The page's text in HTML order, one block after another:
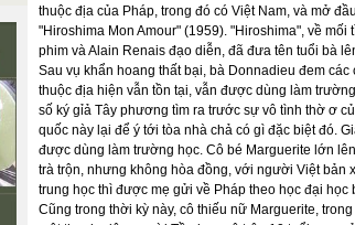
thuộc địa của Pháp, trong đó có Việt Nam, và mở
"Hiroshima Mon Amour" (1959). "Hiroshima", về
phim và Alain Renais đạo diễn, đã đưa tên tuổi bà
Sau vụ khẩn hoang thất bại, bà Donnadieu đem
thuộc địa hiện vẫn tồn tại, vẫn được dùng làm
số ký gỉả Tây phương tìm ra trước sự vô tình thờ ơ
quốc này lại để ý tới tòa nhà chả có gì đặc biệt đó.
được dùng làm trường học. Cô bé Marguerite lớn
trà trộn, nhưng không hòa đồng, với người Việt bản
trung học thì được mẹ gửi về Pháp theo học đại học
Cũng trong thời kỳ này, cô thiếu nữ Marguerite,